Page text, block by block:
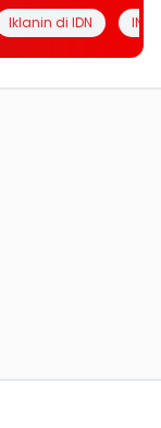
Iklanin di IDN